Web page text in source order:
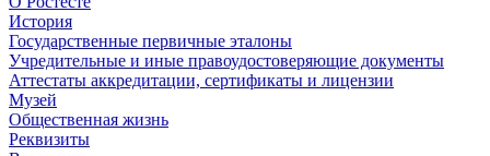
История
Государственные первичные эталоны
Учредительные и иные правоудостоверяющие документы
Аттестаты аккредитации, сертификаты и лицензии
Музей
Общественная жизнь
Реквизиты